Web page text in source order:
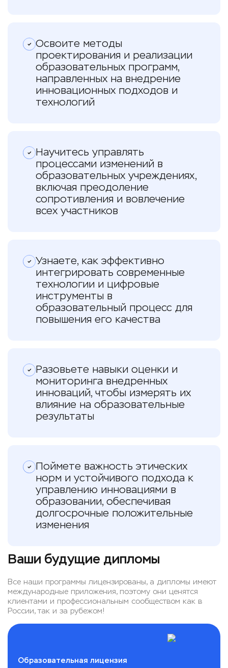
Освоите методы
проектирования и реализации
образовательных программ,
направленных на внедрение
инновационных подходов и
технологий
Научитесь управлять
процессами изменений в
образовательных учреждениях,
включая преодоление
сопротивления и вовлечение
всех участников
Узнаете, как эффективно
интегрировать современные
технологии и цифровые
инструменты в
образовательный процесс для
повышения его качества
Разовьете навыки оценки и
мониторинга внедренных
инноваций, чтобы измерять их
влияние на образовательные
результаты
Поймете важность этических
норм и устойчивого подхода к
управлению инновациями в
образовании, обеспечивая
долгосрочные положительные
изменения
Ваши будущие дипломы
Все наши программы лицензированы, а дипломы имеют
международные приложения, поэтому они ценятся
клиентами и профессиональным сообществом как в
России, так и за рубежом!
Образовательная лицензия